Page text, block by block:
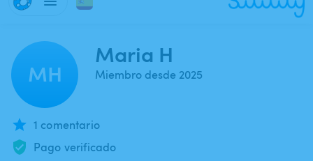
MH
Maria H
Miembro desde 2025
1 comentario
Pago verificado